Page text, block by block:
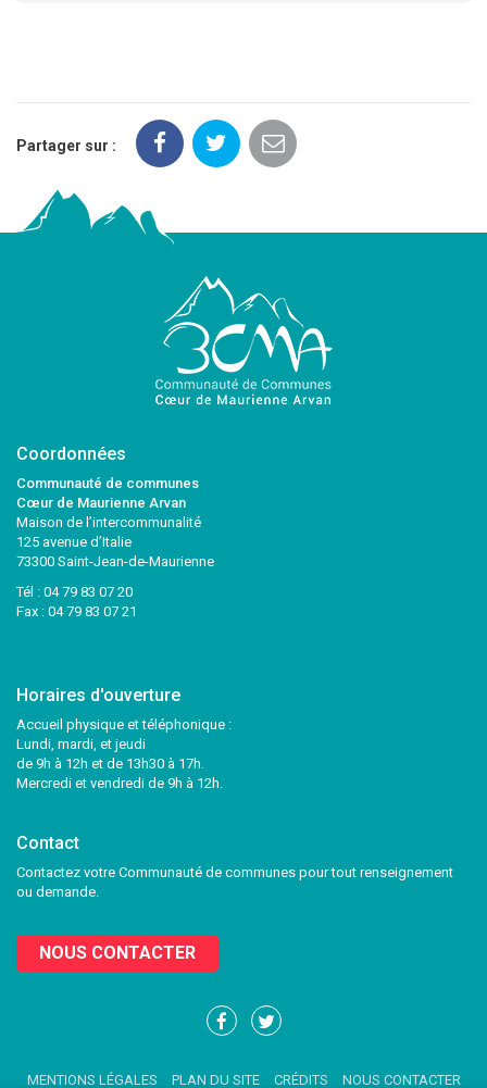
Partager sur :
Coordonnées
Communauté de communes
Cœur de Maurienne Arvan
Maison de l’intercommunalité
125 avenue d’Italie
73300 Saint-Jean-de-Maurienne
Tél : 04 79 83 07 20
Fax : 04 79 83 07 21
Horaires d'ouverture
Accueil physique et téléphonique :
Lundi, mardi, et jeudi
de 9h à 12h et de 13h30 à 17h.
Mercredi et vendredi de 9h à 12h.
Contact
Contactez votre Communauté de communes pour tout renseignement
ou demande.
NOUS CONTACTER
Lien
Lien
MENTIONS LÉGALES PLAN DU SITE CRÉDITS NOUS CONTACTER